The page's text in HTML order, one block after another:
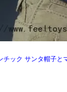
チック サンタ帽子と